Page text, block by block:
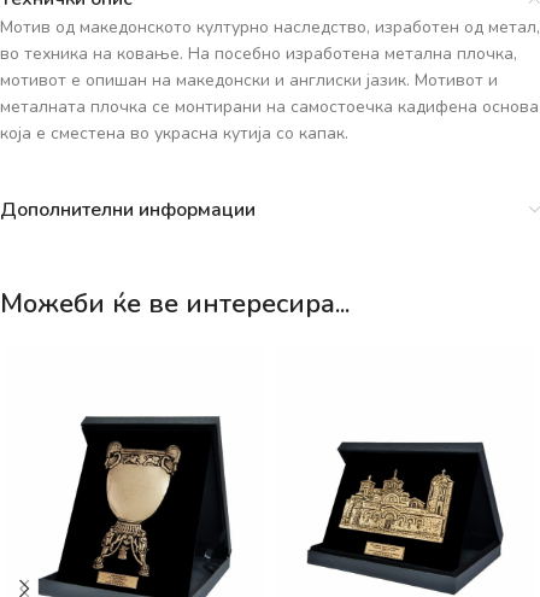
Мотив од македонското културно наследство, изработен од метал,
во техника на ковање. На посебно изработена метална плочка,
мотивот е опишан на македонски и англиски јазик. Мотивот и
металната плочка се монтирани на самостоечка кадифена основа
која е сместена во украсна кутија со капак.
Дополнителни информации
Можеби ќе ве интересира...